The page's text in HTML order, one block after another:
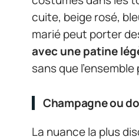
cuite, beige rosé,
marié peut porter
avec une patine
sans que
Champagne ou
La nuance la plus